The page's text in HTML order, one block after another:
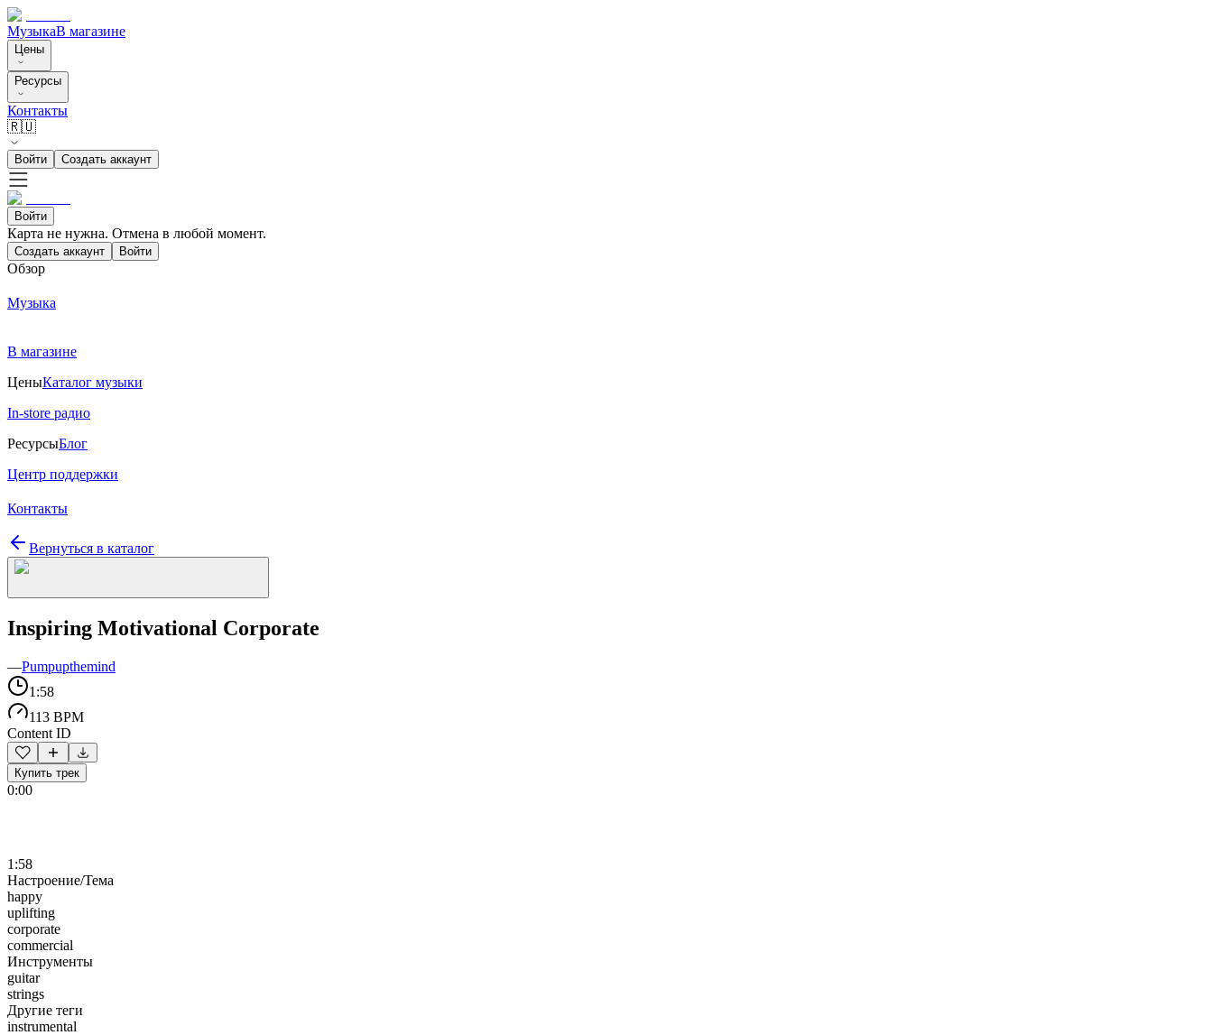
МузыкаВ магазине
Цены
Ресурсы
Контакты
🇷🇺
Войти Создать аккаунт
Войти
Карта не нужна. Отмена в любой момент.
Создать аккаунт Войти
Обзор
Музыка
В магазине
ЦеныКаталог музыки
In-store радио
РесурсыБлог
Центр поддержки
Контакты
Вернуться в каталог
Inspiring Motivational Corporate
—Pumpupthemind
1:58
113 BPM
Content ID
Купить трек
0:00
1:58
Настроение/Тема
happy
uplifting
corporate
commercial
Инструменты
guitar
strings
Другие теги
instrumental